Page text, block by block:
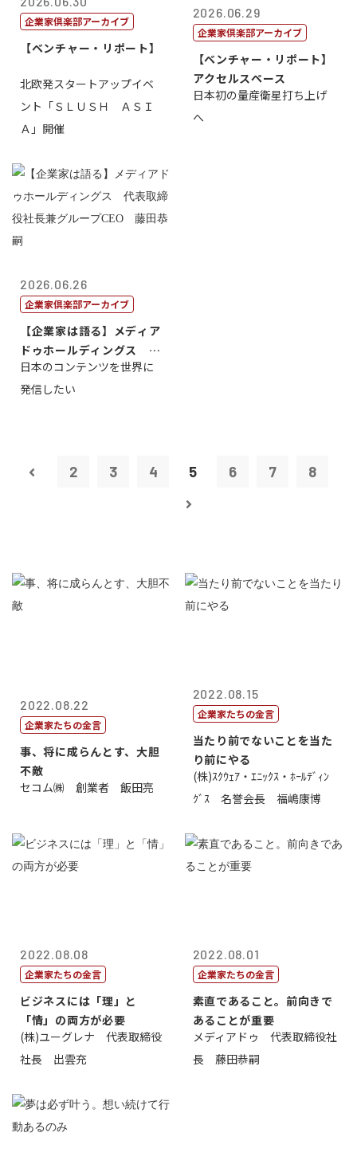
企業家倶楽部アーカイブ
【ベンチャー・リポート】
北欧発スタートアップイベ
ント「ＳＬＵＳＨ ＡＳＩ
Ａ」開催
2026.06.29
企業家倶楽部アーカイブ
【ベンチャー・リポート】
アクセルスペース
日本初の量産衛星打ち上げ
へ
2026.06.26
企業家倶楽部アーカイブ
【企業家は語る】メディア
ドゥホールディングス 代
表取締役社長...
日本のコンテンツを世界に
発信したい
2 3 4 5 6 7 8
2022.08.22
企業家たちの金言
事、将に成らんとす、大胆
不敵
セコム㈱ 創業者 飯田亮
2022.08.15
企業家たちの金言
当たり前でないことを当た
り前にやる
(株)ｽｸｳｪｱ・ｴﾆｯｸｽ・ﾎｰﾙﾃﾞｨﾝ
ｸﾞｽ 名誉会長 福嶋康博
2022.08.08
企業家たちの金言
ビジネスには「理」と
「情」の両方が必要
(株)ユーグレナ 代表取締役
社長 出雲充
2022.08.01
企業家たちの金言
素直であること。前向きで
あることが重要
メディアドゥ 代表取締役社
長 藤田恭嗣